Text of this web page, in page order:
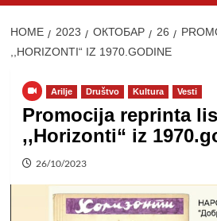
HOME 2023 ОКТОБАР 26
,,HORIZONTI“ IZ 1970.GODINE
Arilje Društvo Kultura Vesti
Promocija reprinta
,,Horizonti“ iz
26/10/2023